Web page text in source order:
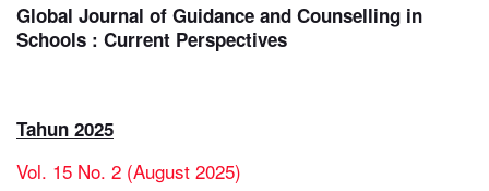
Global Journal of Guidance and Counselling in
Schools : Current Perspectives
Tahun 2025
Vol. 15 No. 2 (August 2025)